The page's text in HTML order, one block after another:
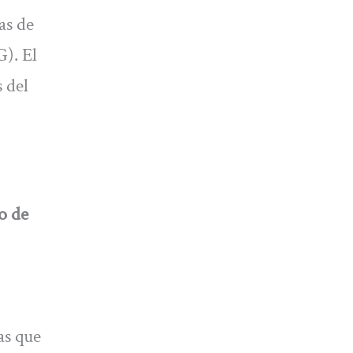
de
El
del
de
que